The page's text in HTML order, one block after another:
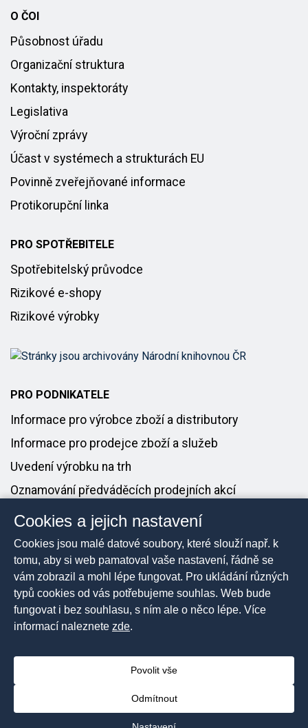
O ČOI
Působnost úřadu
Organizační struktura
Kontakty, inspektoráty
Legislativa
Výroční zprávy
Účast v systémech a strukturách EU
Povinně zveřejňované informace
Protikorupční linka
PRO SPOTŘEBITELE
Spotřebitelský průvodce
Rizikové e-shopy
Rizikové výrobky
PRO PODNIKATELE
Informace pro výrobce zboží a distributory
Informace pro prodejce zboží a služeb
Uvedení výrobku na trh
Oznamování předváděcích prodejních akcí
PRO MÉDIA
Tiskové zprávy
Kontakt pro média
vyhrazena
Mapa stránek
Cookies a jejich nastavení
Cookies jsou malé datové soubory, které slouží např. k
tomu, aby si web pamatoval vaše nastavení, řádně se
vám zobrazil a mohl lépe fungovat. Pro ukládání různých
typů cookies od vás potřebujeme souhlas. Web bude
fungovat i bez souhlasu, s ním ale o něco lépe. Více
informací naleznete zde.
Povolit vše
Odmítnout